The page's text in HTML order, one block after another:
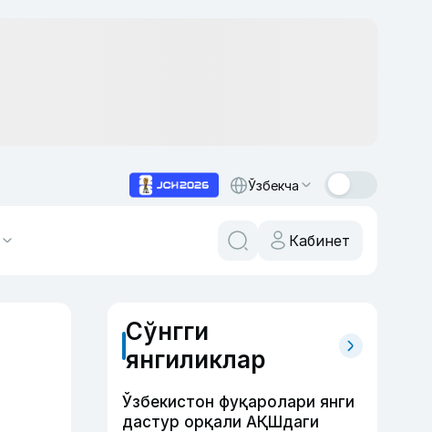
Ўзбекча
Кабинет
Сўнгги
янгиликлар
Ўзбекистон фуқаролари янги
дастур орқали АҚШдаги